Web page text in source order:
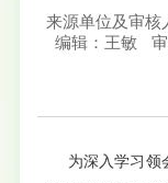
来源单位及审核
编辑：王敏
为深入学习领